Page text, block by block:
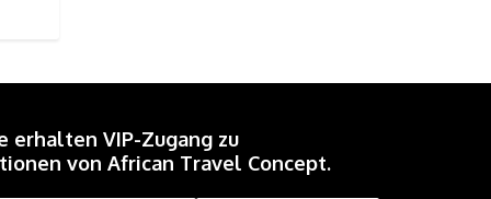
erhalten VIP-Zugang zu
von African Travel Concept.